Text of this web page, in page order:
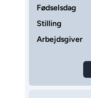
Fødselsdag
Stilling
Arbejdsgiver